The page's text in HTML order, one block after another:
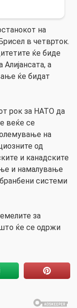
на
в четврток.
ќе биде
а
ќе бидат
рок за НАТО да
веќе се
на
од
и канадските
и намалување
системи
за
ќе се одржи